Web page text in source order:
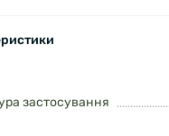
застосування